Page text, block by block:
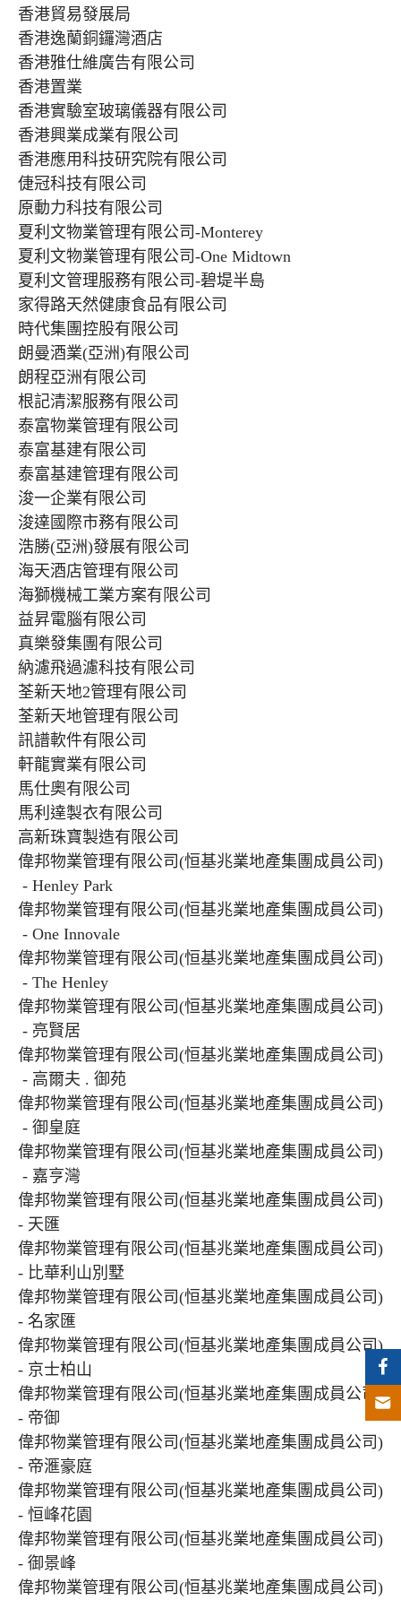
香港貿易發展局
香港逸蘭銅鑼灣酒店
香港雅仕維廣告有限公司
香港置業
香港實驗室玻璃儀器有限公司
香港興業成業有限公司
香港應用科技研究院有限公司
倢冠科技有限公司
原動力科技有限公司
夏利文物業管理有限公司-Monterey
夏利文物業管理有限公司-One Midtown
夏利文管理服務有限公司-碧堤半島
家得路天然健康食品有限公司
時代集團控股有限公司
朗曼酒業(亞洲)有限公司
朗程亞洲有限公司
根記清潔服務有限公司
泰富物業管理有限公司
泰富基建有限公司
泰富基建管理有限公司
浚一企業有限公司
浚達國際市務有限公司
浩勝(亞洲)發展有限公司
海天酒店管理有限公司
海獅機械工業方案有限公司
益昇電腦有限公司
真樂發集團有限公司
納濾飛過濾科技有限公司
荃新天地2管理有限公司
荃新天地管理有限公司
訊譜軟件有限公司
軒龍實業有限公司
馬仕奧有限公司
馬利達製衣有限公司
高新珠寶製造有限公司
偉邦物業管理有限公司(恒基兆業地產集團成員公司)
- Henley Park
偉邦物業管理有限公司(恒基兆業地產集團成員公司)
- One Innovale
偉邦物業管理有限公司(恒基兆業地產集團成員公司)
- The Henley
偉邦物業管理有限公司(恒基兆業地產集團成員公司)
- 亮賢居
偉邦物業管理有限公司(恒基兆業地產集團成員公司)
- 高爾夫 . 御苑
偉邦物業管理有限公司(恒基兆業地產集團成員公司)
- 御皇庭
偉邦物業管理有限公司(恒基兆業地產集團成員公司)
- 嘉亨灣
偉邦物業管理有限公司(恒基兆業地產集團成員公司)
- 天匯
偉邦物業管理有限公司(恒基兆業地產集團成員公司)
- 比華利山別墅
偉邦物業管理有限公司(恒基兆業地產集團成員公司)
- 名家匯
偉邦物業管理有限公司(恒基兆業地產集團成員公司)
- 京士柏山
偉邦物業管理有限公司(恒基兆業地產集團成員公司)
- 帝御
偉邦物業管理有限公司(恒基兆業地產集團成員公司)
- 帝滙豪庭
偉邦物業管理有限公司(恒基兆業地產集團成員公司)
- 恒峰花園
偉邦物業管理有限公司(恒基兆業地產集團成員公司)
- 御景峰
偉邦物業管理有限公司(恒基兆業地產集團成員公司)